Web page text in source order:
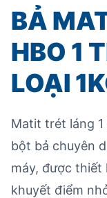
BẢ
HBO 1
LOẠI
Matit trét láng 1
bột bả chuyên
máy, được thiết
khuyết điểm